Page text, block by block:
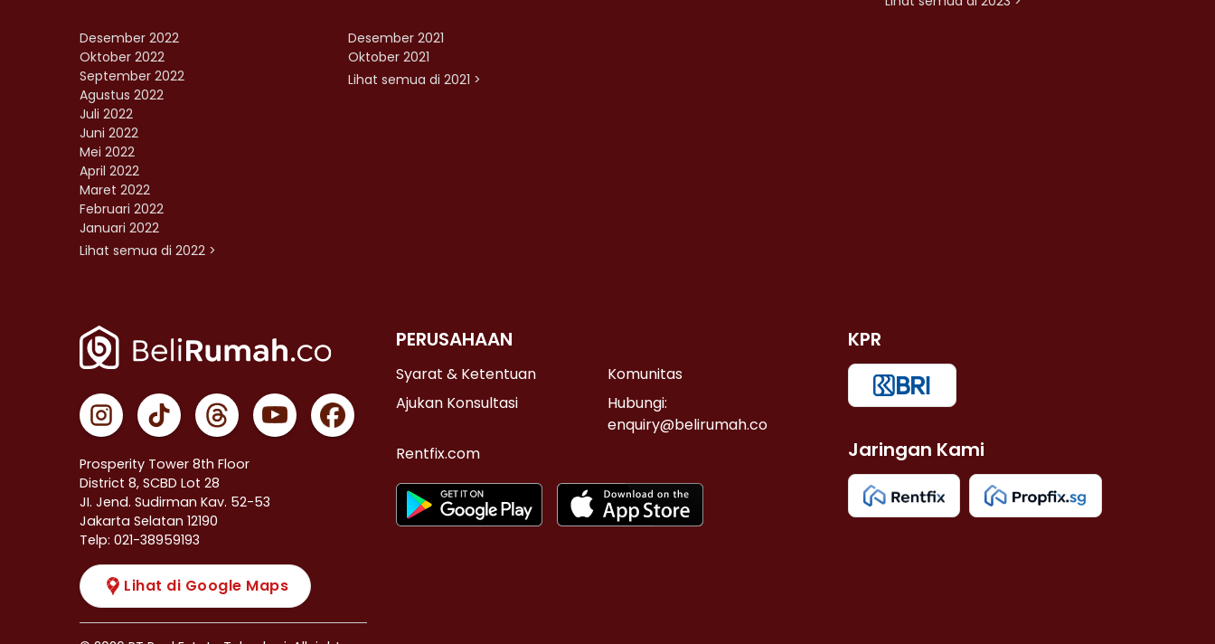
Desember 2022
Oktober 2022
September 2022
Agustus 2022
Juli 2022
Juni 2022
Mei 2022
April 2022
Maret 2022
Februari 2022
Januari 2022
Lihat semua di 2022 >
Desember 2021
Oktober 2021
Lihat semua di 2021 >
Prosperity Tower 8th Floor
District 8, SCBD Lot 28
JI. Jend. Sudirman Kav. 52-53
Jakarta Selatan 12190
Telp: 021-38959193
Lihat di Google Maps
PERUSAHAAN
Syarat & Ketentuan
Komunitas
Ajukan Konsultasi
Hubungi:
enquiry@belirumah.co
Rentfix.com
KPR
Jaringan Kami